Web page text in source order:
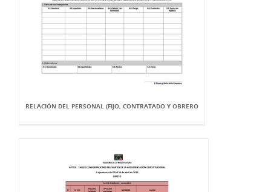
RELACIÓN DEL PERSONAL (FIJO, CONTRATADO Y OBRERO